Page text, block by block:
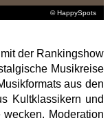
© HappySpots
der Rankingshow
Musikreise
aus den
Kultklassikern und
Moderation